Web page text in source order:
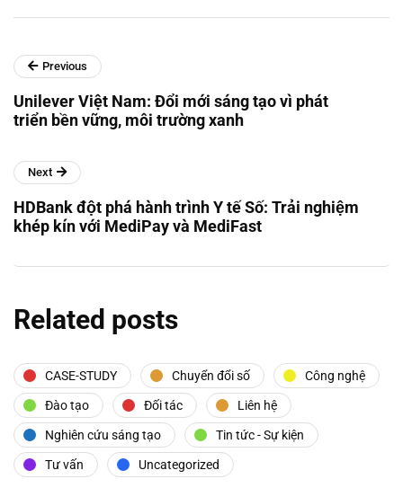
Previous
Unilever Việt Nam: Đổi mới sáng tạo vì phát
triển bền vững, môi trường xanh
Next
HDBank đột phá hành trình Y tế Số: Trải nghiệm
khép kín với MediPay và MediFast
Related posts
CASE-STUDY Chuyển đổi số Công nghệ
Đào tạo Đối tác Liên hệ
Nghiên cứu sáng tạo Tin tức - Sự kiện
Tư vấn Uncategorized